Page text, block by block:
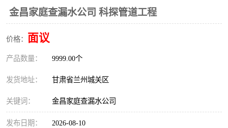
金昌家庭查漏水公司 科探管道工程
价格： 面议
产品数量： 9999.00个
发货地址： 甘肃省兰州城关区
关键词： 金昌家庭查漏水公司
发布日期： 2026-08-10